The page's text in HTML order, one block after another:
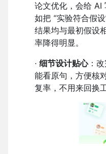
论文优化，会给 AI
如把 “实验符合假
结果均与最初假设
率降得明显。
· 细节设计贴心：
能看原句，方便核
复率，不用来回换工